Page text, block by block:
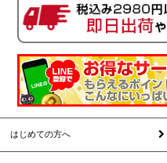
はじめての方へ